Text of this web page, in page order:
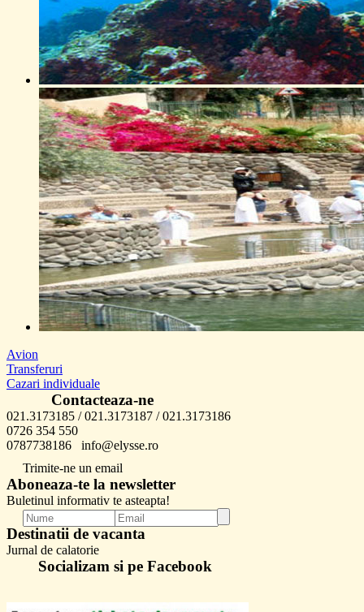
Avion
Transferuri
Cazari individuale
Contacteaza-ne
021.3173185 / 021.3173187 / 021.3173186
0726 354 550
0787738186 info@elysse.ro
Trimite-ne un email
Aboneaza-te la newsletter
Buletinul informativ te asteapta!
Destinatii de vacanta
Jurnal de calatorie
Socializam si pe Facebook